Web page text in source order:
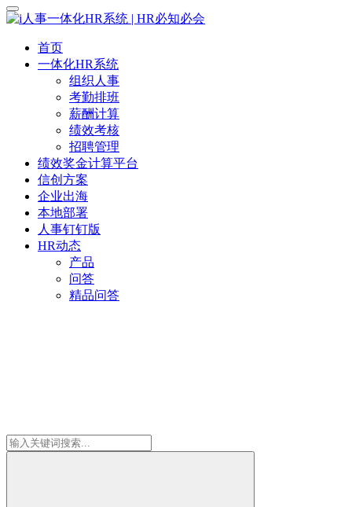
首页
一体化HR系统
组织人事
考勤排班
薪酬计算
绩效考核
招聘管理
绩效奖金计算平台
信创方案
企业出海
本地部署
人事钉钉版
HR动态
产品
问答
精品问答